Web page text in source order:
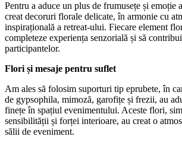
Pentru a aduce un plus de frumusețe și emoție
creat decoruri florale delicate, în armonie cu
inspirațională a retreat-ului. Fiecare element
completeze experiența senzorială și să
participantelor.
Flori și mesaje pentru suflet
Am ales să folosim suporturi tip eprubete, în
de gypsophila, mimoză, garofițe și frezii, au
finețe în spațiul evenimentului. Aceste flori,
sensibilității și forței interioare, au creat o
sălii de eveniment.